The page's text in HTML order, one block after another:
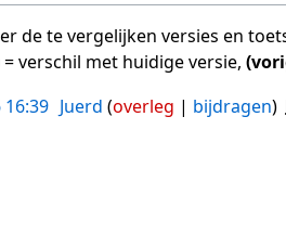
de te vergelijken versies en
= verschil met huidige versie,
Juerd overleg bijdragen